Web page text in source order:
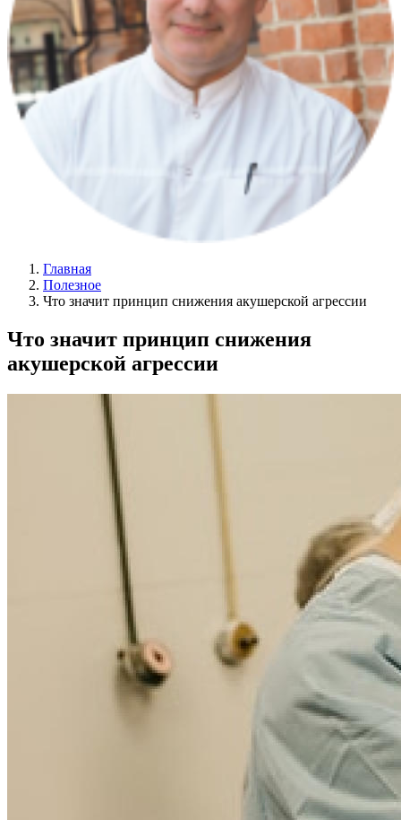
Главная
Полезное
Что значит принцип снижения акушерской агрессии
Что значит принцип снижения
акушерской агрессии